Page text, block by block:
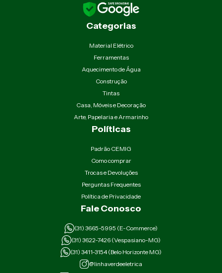
Categorias
Material Elétrico
Ferramentas
Aquecimento de Água
Construção
Tintas
Casa, Móveis e Decoração
Arte, Papelaria e Armarinho
Políticas
Padrão CEMIG
Como comprar
Trocas e Devoluções
Perguntas Frequentes
Política de Privacidade
Fale Conosco
(31) 3665-5995 (E-Commerce)
(31) 3622-7426 (Vespasiano-MG)
(31) 3411-3154 (Belo Horizonte MG)
@linhaverdeeletrica